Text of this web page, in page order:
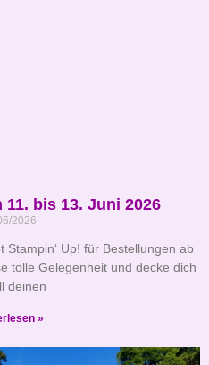
bis 13. Juni 2026
2026
Up! für Bestellungen ab
tolle Gelegenheit und decke dich
deinen
»